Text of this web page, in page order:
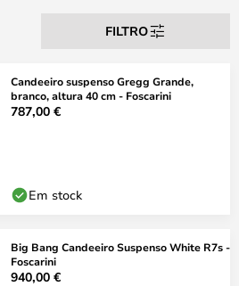
FILTRO
Candeeiro suspenso Gregg Grande,
branco, altura 40 cm - Foscarini
787,00 €
Em stock
Big Bang Candeeiro Suspenso White R7s -
Foscarini
940,00 €